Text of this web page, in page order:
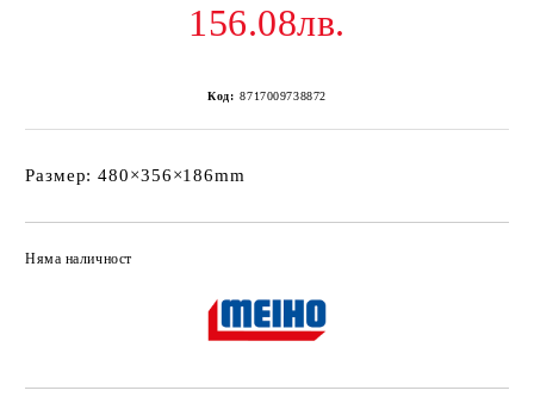
156.08лв.
Код: 8717009738872
Размер: 480×356×186mm
Няма наличност